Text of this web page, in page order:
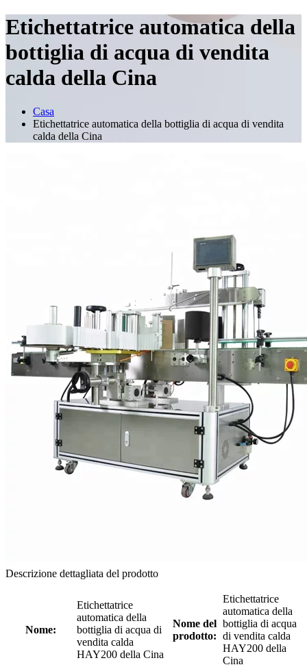
Etichettatrice automatica della
bottiglia di acqua di vendita
calda della Cina
Casa
Etichettatrice automatica della bottiglia di acqua di vendita
calda della Cina
Descrizione dettagliata del prodotto
Nome:
Etichettatrice
automatica della
bottiglia di acqua di
vendita calda
HAY200 della Cina
Nome del
prodotto:
Etichettatrice
automatica della
bottiglia di acqua
di vendita calda
HAY200 della
Cina